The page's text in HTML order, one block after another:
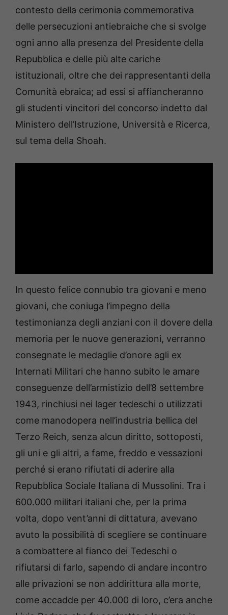
contesto della cerimonia commemorativa
delle persecuzioni antiebraiche che si svolge
ogni anno alla presenza del Presidente della
Repubblica e delle più alte cariche
istituzionali, oltre che dei rappresentanti della
Comunità ebraica; ad essi si affiancheranno
gli studenti vincitori del concorso indetto dal
Ministero dell’Istruzione, Università e Ricerca,
sul tema della Shoah.
In questo felice connubio tra giovani e meno
giovani, che coniuga l’impegno della
testimonianza degli anziani con il dovere della
memoria per le nuove generazioni, verranno
consegnate le medaglie d’onore agli ex
Internati Militari che hanno subito le amare
conseguenze dell’armistizio dell’8 settembre
1943, rinchiusi nei lager tedeschi o utilizzati
come manodopera nell’industria bellica del
Terzo Reich, senza alcun diritto, sottoposti,
gli uni e gli altri, a fame, freddo e vessazioni
perché si erano rifiutati di aderire alla
Repubblica Sociale Italiana di Mussolini. Tra i
600.000 militari italiani che, per la prima
volta, dopo vent’anni di dittatura, avevano
avuto la possibilità di scegliere se continuare
a combattere al fianco dei Tedeschi o
rifiutarsi di farlo, sapendo di andare incontro
alle privazioni se non addirittura alla morte,
come accadde per 40.000 di loro, c’era anche